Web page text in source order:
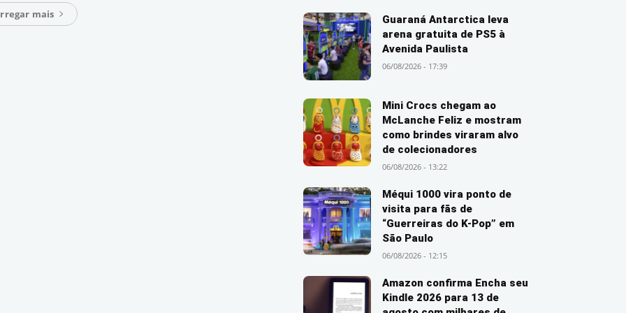
mais
Guaraná Antarctica leva
arena gratuita de PS5 à
Avenida Paulista
06/08/2026 - 17:39
Mini Crocs chegam ao
McLanche Feliz e mostram
como brindes viraram alvo
de colecionadores
06/08/2026 - 13:22
Méqui 1000 vira ponto de
visita para fãs de
“Guerreiras do K-Pop” em
São Paulo
06/08/2026 - 12:15
Amazon confirma Encha seu
Kindle 2026 para 13 de